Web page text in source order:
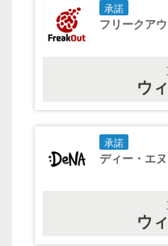
承諾
フリークアウ
ウ
承諾
ディー・エ
ウ